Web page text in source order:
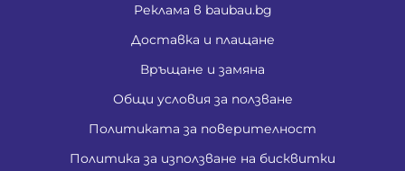
Реклама в baubau.bg
Доставка и плащане
Връщане и замяна
Общи условия за ползване
Политиката за поверителност
Политика за използване на бисквитки